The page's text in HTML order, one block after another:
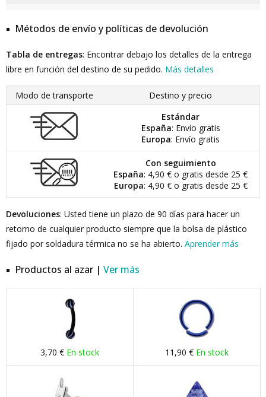
Métodos de envío y políticas de devolución
Tabla de entregas: Encontrar debajo los detalles de la entrega
libre en función del destino de su pedido. Más detalles
Modo de transporte
Destino y precio
Estándar
España: Envío gratis
Europa: Envío gratis
Con seguimiento
España: 4,90 € o gratis desde 25 €
Europa: 4,90 € o gratis desde 25 €
Devoluciones: Usted tiene un plazo de 90 días para hacer un
retorno de cualquier producto siempre que la bolsa de plástico
fijado por soldadura térmica no se ha abierto. Aprender más
Productos al azar | Ver más
3,70 € En stock 11,90 € En stock